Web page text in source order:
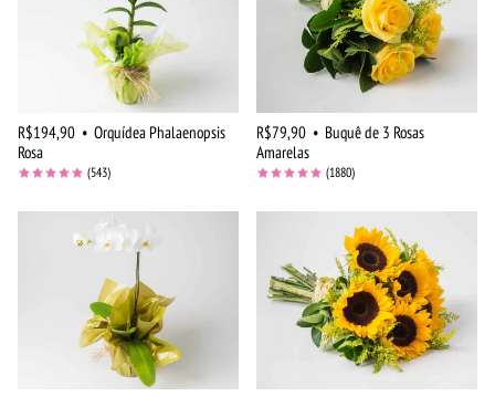
R$194,90 • Orquídea Phalaenopsis
Rosa
(543)
R$79,90 • Buquê de 3 Rosas
Amarelas
(1880)